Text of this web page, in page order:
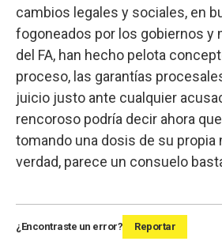
cambios legales y sociales, en
fogoneados por los gobiernos y
del FA, han hecho pelota
proceso, las garantías
juicio justo ante cualquier
rencoroso podría decir ahora
tomando una dosis de su propia
verdad, parece un consuelo
¿Encontraste un error? Reportar